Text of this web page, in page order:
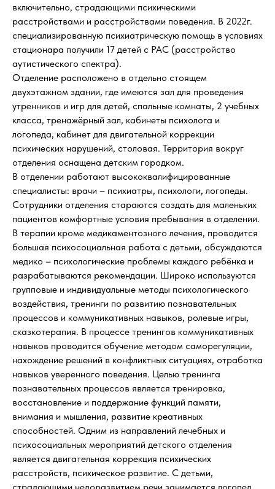
включительно, страдающими психическими
расстройствами и расстройствами поведения. В 2022г.
специализированную психиатрическую помощь в условиях
стационара получили 17 детей с РАС (расстройство
аутистического спектра).
Отделение расположено в отдельно стоящем
двухэтажном здании, где имеются зал для проведения
утренников и игр для детей, спальные комнаты, 2 учебных
класса, тренажёрный зал, кабинеты психолога и
логопеда, кабинет для двигательной коррекции
психических нарушений, столовая. Территория вокруг
отделения оснащена детским городком.
В отделении работают высококвалифицированные
специалисты: врачи – психиатры, психологи, логопеды.
Сотрудники отделения стараются создать для маленьких
пациентов комфортные условия пребывания в отделении.
В терапии кроме медикаментозного лечения, проводится
большая психосоциальная работа с детьми, обсуждаются
медико – психологические проблемы каждого ребёнка и
разрабатываются рекомендации. Широко используются
групповые и индивидуальные методы психологического
воздействия, тренинги по развитию познавательных
процессов и коммуникативных навыков, ролевые игры,
сказкотерапия. В процессе тренингов коммуникативных
навыков проводится обучение методом саморегуляции,
нахождение решений в конфликтных ситуациях, отработка
навыков уверенного поведения. Целью тренинга
познавательных процессов является тренировка,
восстановление и поддержание функций памяти,
внимания и мышления, развитие креативных
способностей. Одним из направлений лечебных и
психосоциальных мероприятий детского отделения
является двигательная коррекция психических
расстройств, психическое развитие. С детьми,